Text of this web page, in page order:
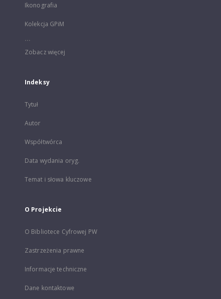
Ikonografia
Kolekcja GPiM
...
Zobacz więcej
Indeksy
Tytuł
Autor
Współtwórca
Data wydania oryg.
Temat i słowa kluczowe
O Projekcie
O Bibliotece Cyfrowej PW
Zastrzeżenia prawne
Informacje techniczne
Dane kontaktowe